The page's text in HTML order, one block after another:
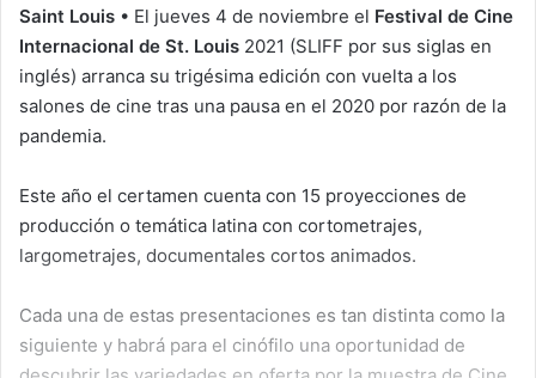
Saint Louis • El jueves 4 de noviembre el Festival de Cine
Internacional de St. Louis 2021 (SLIFF por sus siglas en
inglés) arranca su trigésima edición con vuelta a los
salones de cine tras una pausa en el 2020 por razón de la
pandemia.
Este año el certamen cuenta con 15 proyecciones de
producción o temática latina con cortometrajes,
largometrajes, documentales cortos animados.
Cada una de estas presentaciones es tan distinta como la
siguiente y habrá para el cinófilo una oportunidad de